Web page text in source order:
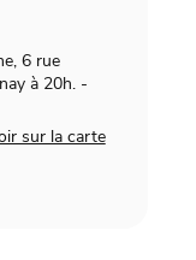
6 rue
à 20h. -
sur la carte